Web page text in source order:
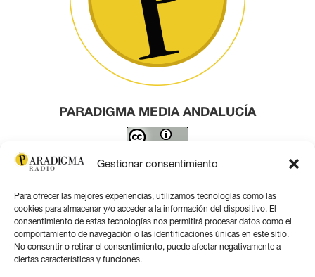
Gestionar consentimiento
Para ofrecer las mejores experiencias, utilizamos tecnologías como las
cookies para almacenar y/o acceder a la información del dispositivo. El
consentimiento de estas tecnologías nos permitirá procesar datos como el
comportamiento de navegación o las identificaciones únicas en este sitio.
No consentir o retirar el consentimiento, puede afectar negativamente a
ciertas características y funciones.
PARADIGMA MEDIA ANDALUCÍA
Este obra está bajo una licencia de Creative Commons
Contacto por correo